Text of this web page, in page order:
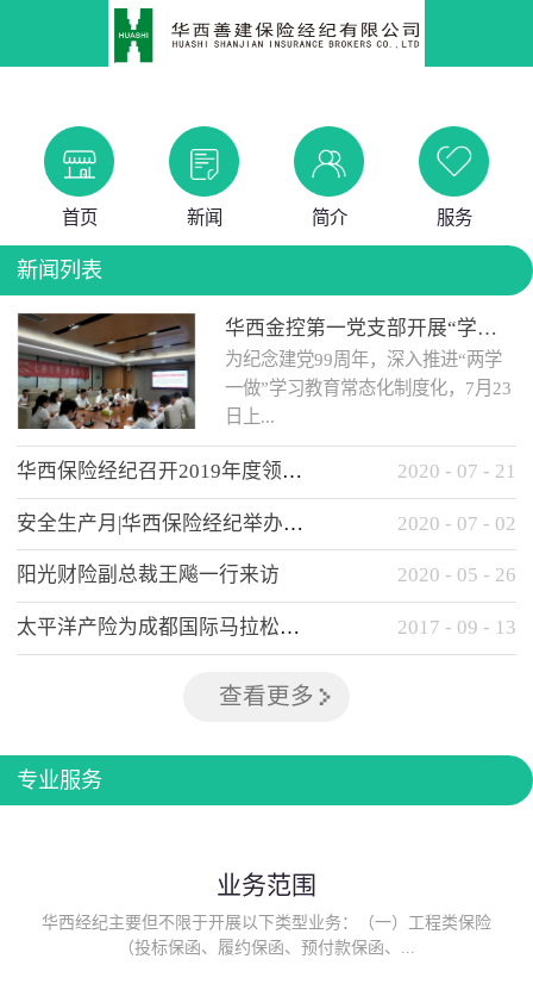
首页 新闻 简介 服务
新闻列表
华西金控第一党支部开展“学党史 知党情 做合格党员”主题教育工作会
为纪念建党99周年，深入推进“两学
一做”学习教育常态化制度化，7月23
日上...
午，华西金控第一党支部举办了“学
党史、知党情、...
华西保险经纪召开2019年度领导班子述职考核工作会 2020 - 07 - 21
安全生产月|华西保险经纪举办应急消防安全知识培训 2020 - 07 - 02
阳光财险副总裁王飚一行来访 2020 - 05 - 26
太平洋产险为成都国际马拉松提供全方位保险保障 2017 - 09 - 13
查看更多
专业服务
业务范围
华西经纪主要但不限于开展以下类型业务：（一）工程类保险
（投标保函、履约保函、预付款保函、...